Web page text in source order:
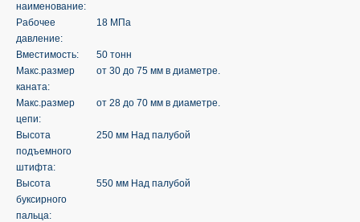
наименование:
Рабочее
давление:
18 МПа
Вместимость:
50 тонн
Макс.размер
каната:
от 30 до 75 мм в диаметре.
Макс.размер
цепи:
от 28 до 70 мм в диаметре.
Высота
подъемного
штифта:
250 мм Над палубой
Высота
буксирного
пальца:
550 мм Над палубой